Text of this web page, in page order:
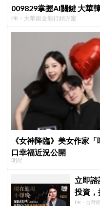
009829掌握AI關鍵 大華
PR・大華銀全能行銷方案
《女神降臨》美女作家
口幸福近況公開
明星
立即
投資，
PR・台灣